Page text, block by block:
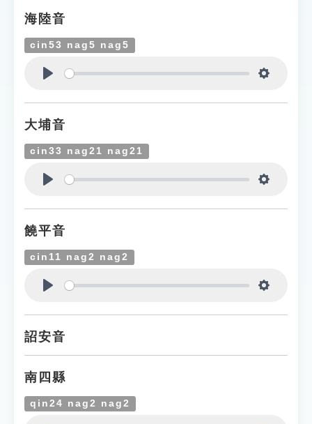
海陸音
cin53 nag5 nag5
大埔音
cin33 nag21 nag21
饒平音
cin11 nag2 nag2
詔安音
南四縣
qin24 nag2 nag2